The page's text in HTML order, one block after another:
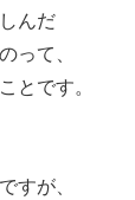
んだ
って、
とです。
すが、